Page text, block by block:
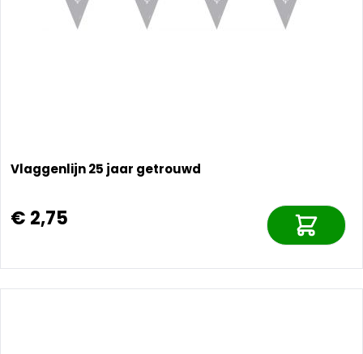
Vlaggenlijn 25 jaar getrouwd
€ 2,75